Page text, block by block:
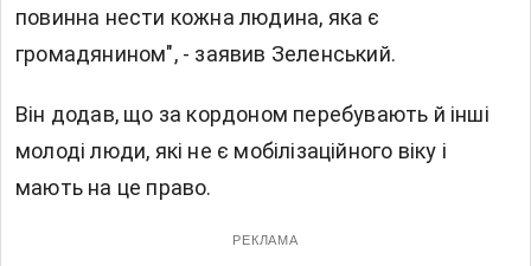
повинна нести кожна людина, яка є
громадянином", - заявив Зеленський.
Він додав, що за кордоном перебувають й інші
молоді люди, які не є мобілізаційного віку і
мають на це право.
РЕКЛАМА